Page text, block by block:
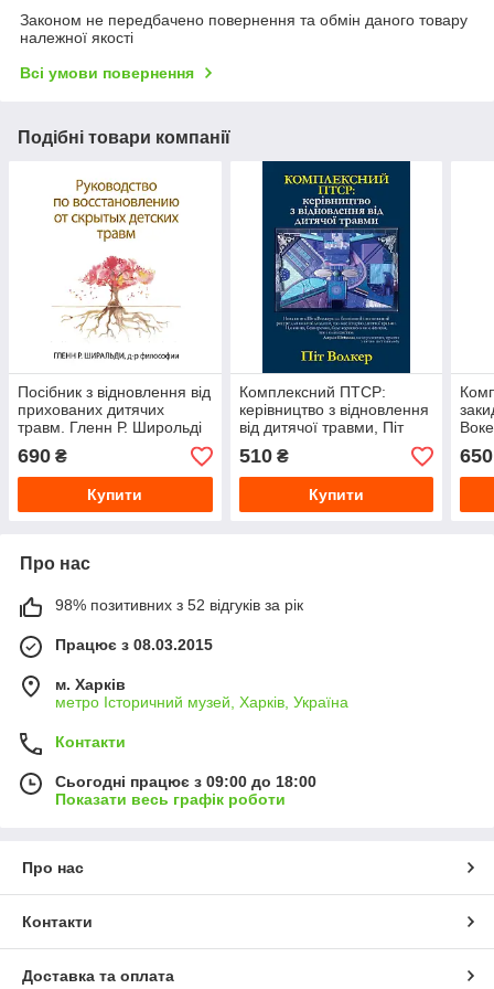
Законом не передбачено повернення та обмін даного товару
належної якості
Всі умови повернення
Подібні товари компанії
Посібник з відновлення від
прихованих дитячих
травм. Гленн Р. Широльді
690 ₴
Купити
Комплексний ПТСР:
керівництво з відновлення
від дитячої травми, Піт
Уокер
510₴
Купити
650
Про нас
98% позитивних з 52 відгуків за рік
Працює з 08.03.2015
м. Харків
метро Історичний музей, Харків, Україна
Контакти
Сьогодні працює з 09:00 до 18:00
Показати весь графік роботи
Про нас
Контакти
Доставка та оплата